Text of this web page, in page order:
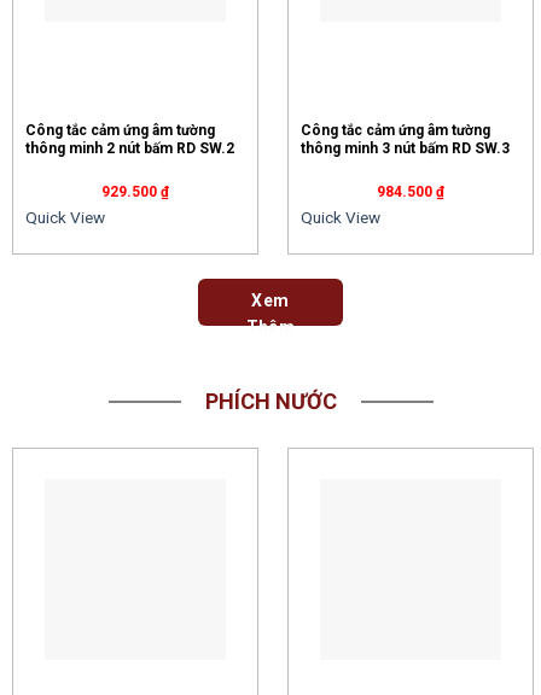
Công tắc cảm ứng âm tường
thông minh 2 nút bấm RD SW.2
929.500 ₫
Quick View
Công tắc cảm ứng âm tường
thông minh 3 nút bấm RD SW.3
984.500₫
Quick View
Xem
Thêm
PHÍCH NƯỚC